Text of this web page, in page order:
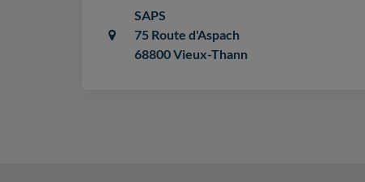
SAPS
75 Route d'Aspach
68800 Vieux-Thann